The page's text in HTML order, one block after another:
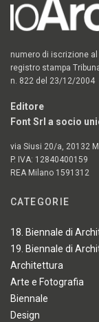
numero di iscrizione al
registro stampa
n. 822 del 23/12/2004
Editore
Font Srl a socio
via Siusi 20/a, 20132
P. IVA: 12840400159
REA Milano 1591312
CATEGORIE
18. Biennale di
19. Biennale di
Architettura
Arte e Fotografia
Biennale
Design